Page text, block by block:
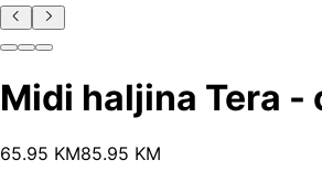
Midi haljina Tera -
65.95 KM85.95 KM